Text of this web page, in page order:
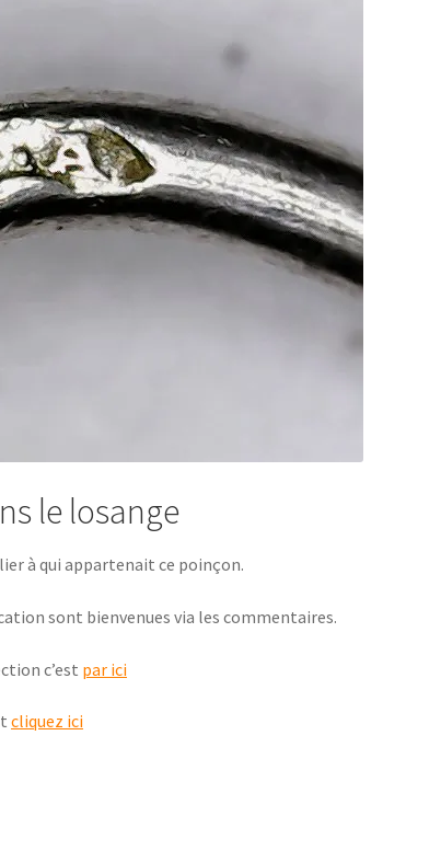
le losange
à qui appartenait ce poinçon.
sont bienvenues via les commentaires.
c’est par ici
cliquez ici